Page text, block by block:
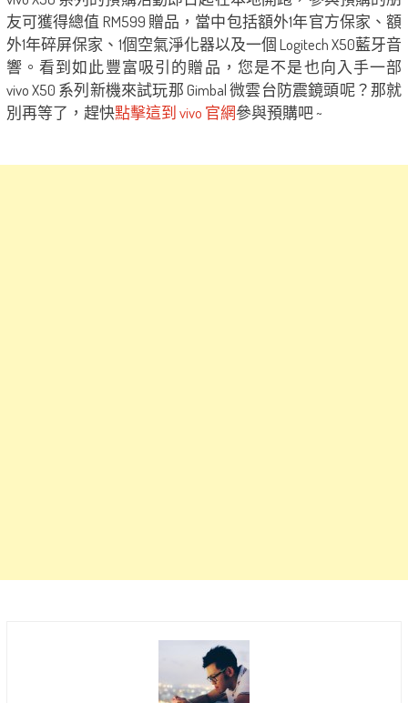
友可獲得總值 RM599 贈品，當中包括額外1年官方保家、額
外1年碎屏保家、1個空氣淨化器以及一個 Logitech X50藍牙音
響。看到如此豐富吸引的贈品，您是不是也向入手一部
vivo X50 系列新機來試玩那 Gimbal 微雲台防震鏡頭呢？那就
別再等了，趕快點擊這到 vivo 官網參與預購吧 ~